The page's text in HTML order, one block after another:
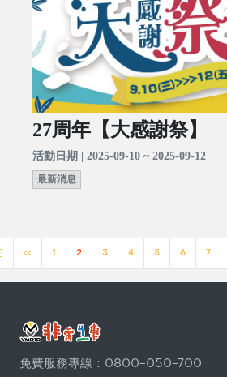
27周年【大感謝祭】
活動日期 | 2025-09-10 ~ 2025-09-12
最新消息
<< 1 2 3 4 5 6 7
免費服務專線：0800-050-700